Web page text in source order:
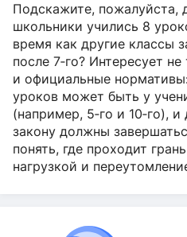
Подскажите, пожалуйста,
школьники учились 8
время как другие классы
после 7‑го? Интересует
и официальные
уроков может быть у
(например, 5‑го и 10‑го),
закону должны
понять, где проходит
нагрузкой и